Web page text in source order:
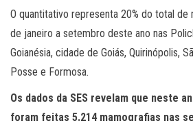
O quantitativo representa 20% do total de
de janeiro a setembro deste ano nas
Goianésia, cidade de Goiás, Quirinópolis,
Posse e Formosa.
Os dados da SES revelam que neste
foram feitas 5.214 mamografias nas